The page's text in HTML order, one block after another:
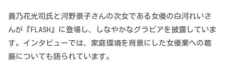
貴乃花光司氏と河野景子さんの次女である女優の白河れいさ
んが『FLASH』に登場し、しなやかなグラビアを披露していま
す。インタビューでは、家庭環境を背景にした女優業への葛
藤についても語られています。